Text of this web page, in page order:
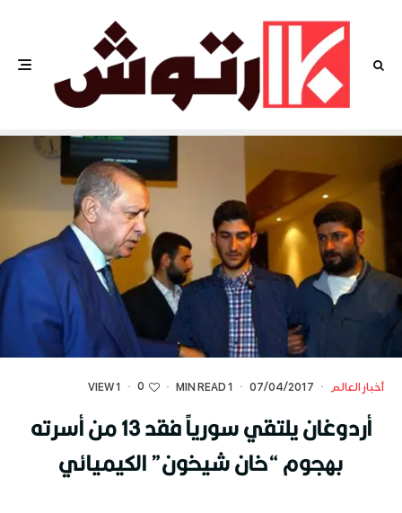
أخبار العالم ·
07/04/2017
·
1 MIN READ
·
0
·
1 VIEW
أردوغان يلتقي سورياً فقد 13 من أسرته
بهجوم “خان شيخون” الكيميائي